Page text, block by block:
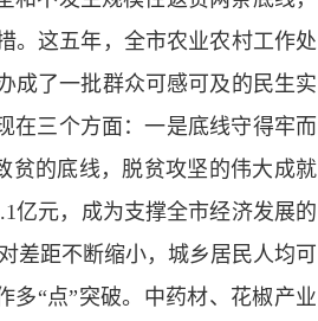
。这五年，全市农业农村工作处
成了一批群众可感可及的民生实
在三个方面：一是底线守得牢而
贫的底线，脱贫攻坚的伟大成就
亿元，成为支撑全市经济发展的
差距不断缩小，城乡居民人均可
多“点”突破。中药材、花椒产业